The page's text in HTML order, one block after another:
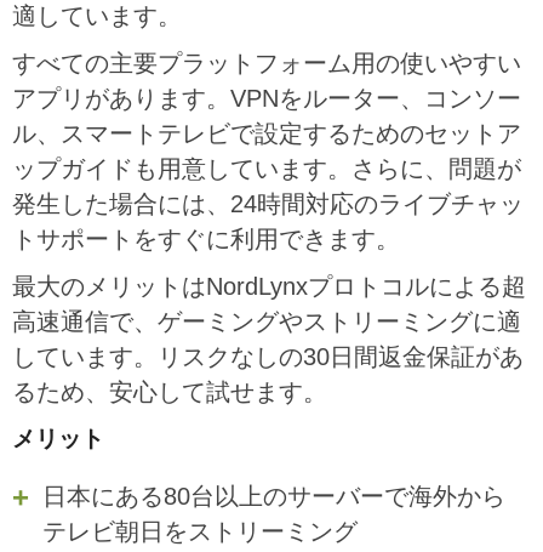
適しています。
すべての主要プラットフォーム用の使いやすい
アプリがあります。VPNをルーター、コンソー
ル、スマートテレビで設定するためのセットア
ップガイドも用意しています。さらに、問題が
発生した場合には、24時間対応のライブチャッ
トサポートをすぐに利用できます。
最大のメリットはNordLynxプロトコルによる超
高速通信で、ゲーミングやストリーミングに適
しています。リスクなしの30日間返金保証があ
るため、安心して試せます。
メリット
日本にある80台以上のサーバーで海外から
テレビ朝日をストリーミング